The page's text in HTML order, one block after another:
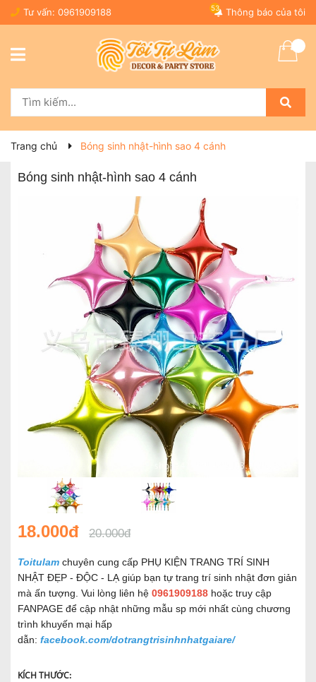
Tư vấn: 0961909188 Thông báo của tôi
53
Trang chủ Bóng sinh nhật-hình sao 4 cánh
Bóng sinh nhật-hình sao 4 cánh
18.000đ 20.000đ
Toitulam chuyên cung cấp PHỤ KIỆN TRANG TRÍ SINH
NHẬT ĐẸP - ĐỘC - LẠ giúp bạn tự trang trí sinh nhật đơn giản
mà ấn tượng. Vui lòng liên hệ 0961909188 hoặc truy cập
FANPAGE để cập nhật những mẫu sp mới nhất cùng chương
trình khuyến mại hấp
dẫn: facebook.com/dotrangtrisinhnhatgaiare/
KÍCH THƯỚC: